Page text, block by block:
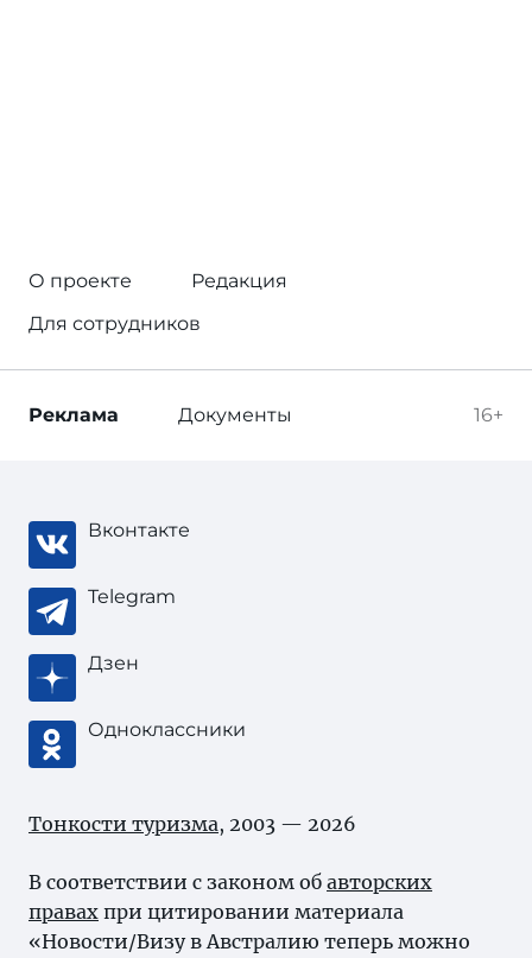
О проекте
Редакция
Для сотрудников
16+
Реклама Документы
Вконтакте
Telegram
Дзен
Одноклассники
Тонкости туризма, 2003 — 2026
В соответствии с законом об авторских
правах при цитировании материала
«Новости/Визу в Австралию теперь можно